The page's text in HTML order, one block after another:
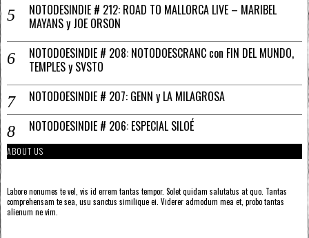
NOTODESINDIE # 212: ROAD TO MALLORCA LIVE – MARIBEL
MAYANS y JOE ORSON
NOTODOESINDIE # 208: NOTODOESCRANC con FIN DEL MUNDO,
TEMPLES y SVSTO
NOTODOESINDIE # 207: GENN y LA MILAGROSA
NOTODOESINDIE # 206: ESPECIAL SILOÉ
ABOUT US
Labore nonumes te vel, vis id errem tantas tempor. Solet quidam salutatus at quo. Tantas
comprehensam te sea, usu sanctus similique ei. Viderer admodum mea et, probo tantas
alienum ne vim.